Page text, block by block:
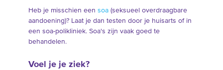
Heb je misschien een soa(seksueel overdraagbare
aandoening)? Laat je dan testen door je huisarts of in
een soa-polikliniek. Soa's zijn vaak goed te
behandelen.
Voel je je ziek?